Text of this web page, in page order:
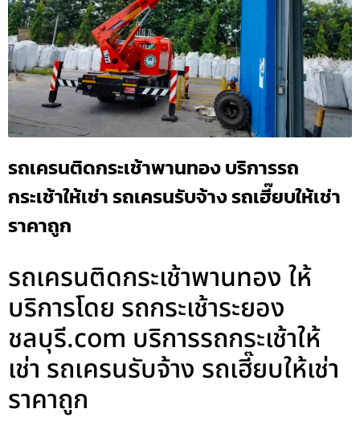
รถเครนติดกระเช้าพานทอง บริการรถ
กระเช้าให้เช่า รถเครนรับจ้าง รถเฮี๊ยบให้เช่า
ราคาถูก
รถเครนติดกระเช้าพานทอง ให้
บริการโดย รถกระเช้าระยอง
ชลบุรี.com บริการรถกระเช้าให้
เช่า รถเครนรับจ้าง รถเฮี๊ยบให้เช่า
ราคาถูก